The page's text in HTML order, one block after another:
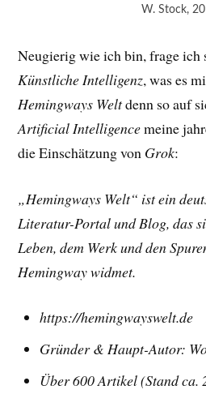
W. Stock,
Neugierig wie ich bin, frage ich
Künstliche Intelligenz, was es
Hemingways Weltdenn so auf
Artificial Intelligencemeine
die Einschätzung von Grok:
„Hemingways Welt“ ist ein
Literatur-Portal und Blog, das
Leben, dem Werk und den
Hemingway widmet.
https://hemingwayswelt.de
Gründer & Haupt-Autor:
Über 600 Artikel (Stand ca.